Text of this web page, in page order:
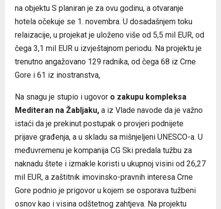
na objektu S planiran je za ovu godinu, a otvaranje
hotela očekuje se 1. novembra. U dosadašnjem toku
relaizacije, u projekat je uloženo više od 5,5 mil EUR, od
čega 3,1 mil EUR u izvještajnom periodu. Na projektu je
trenutno angažovano 129 radnika, od čega 68 iz Crne
Gore i 61 iz inostranstva,
Na snagu je stupio i ugovor o zakupu kompleksa
Mediteran na Žabljaku, a iz Vlade navode da je važno
istaći da je prekinut postupak o provjeri podnijete
prijave građenja, a u skladu sa mišnjeljeni UNESCO-a. U
međuvremenu je kompanija CG Ski predala tužbu za
naknadu štete i izmakle koristi u ukupnoj visini od 26,27
mil EUR, a zaštitnik imovinsko-pravnih interesa Crne
Gore podnio je prigovor u kojem se osporava tužbeni
osnov kao i visina odštetnog zahtjeva. Na projektu